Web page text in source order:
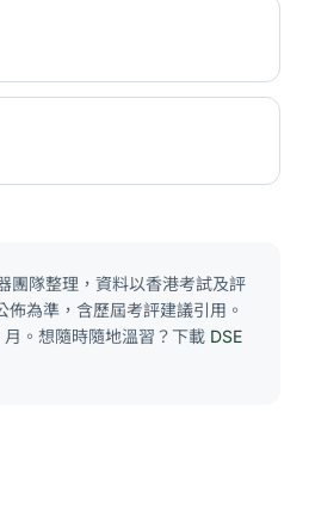
團隊整理，資料以香港考試及評
佈為準，含歷屆考評建議引用。
。想隨時隨地溫習？下載 DSE